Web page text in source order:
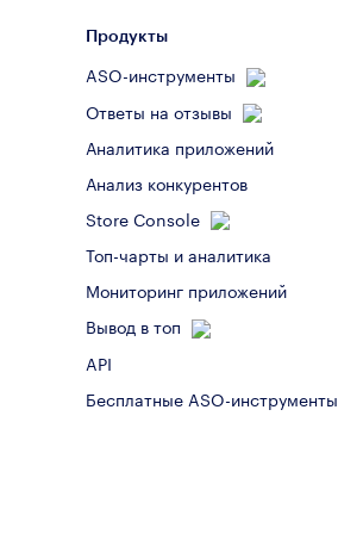
Продукты
ASO-инструменты
Ответы на отзывы
Аналитика приложений
Анализ конкурентов
Store Console
Топ-чарты и аналитика
Мониторинг приложений
Вывод в топ
API
Бесплатные ASO-инструменты